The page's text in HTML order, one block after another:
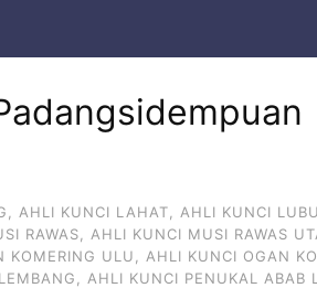
AHLI KUNCI LAHAT AHLI KUNCI
RAWAS AHLI KUNCI MUSI RAWAS
KOMERING ULU AHLI KUNCI OGAN
AHLI KUNCI PENUKAL ABAB